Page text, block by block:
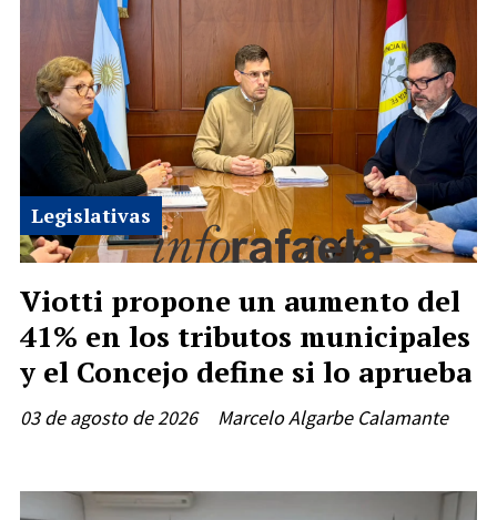
Viotti propone un aumento del
41% en los tributos municipales
y el Concejo define si lo aprueba
Marcelo Algarbe Calamante
Legislativas
03 de agosto de 2026